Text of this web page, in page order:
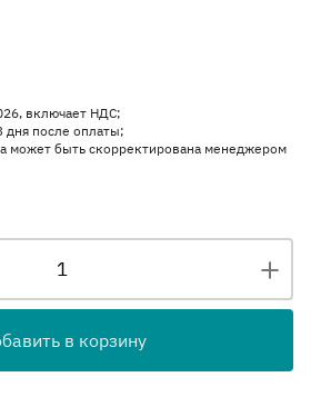
включает НДС;
дня после оплаты;
может быть скорректирована менеджером
в корзину